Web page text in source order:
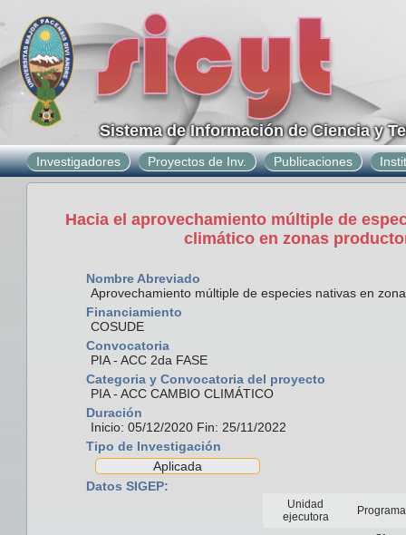
Sistema de Información de Ciencia y
Investigadores Proyectos de Inv. Publicaciones
Hacia el aprovechamiento múltiple de
climático en zonas
Nombre Abreviado
Aprovechamiento múltiple de especies nativas en
Financiamiento
COSUDE
Convocatoria
PIA - ACC 2da FASE
Categoria y Convocatoria del proyecto
PIA - ACC CAMBIO CLIMÁTICO
Duración
Inicio: 05/12/2020 Fin: 25/11/2022
Tipo de Investigación
Aplicada
Datos SIGEP:
Unidad
ejecutora
Programa